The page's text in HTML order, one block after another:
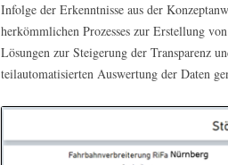
Infolge der Erkenntnisse aus der
herkömmlichen Prozesses zur Erstellung
Lösungen zur Steigerung der Transparenz
teilautomatisierten Auswertung der Daten